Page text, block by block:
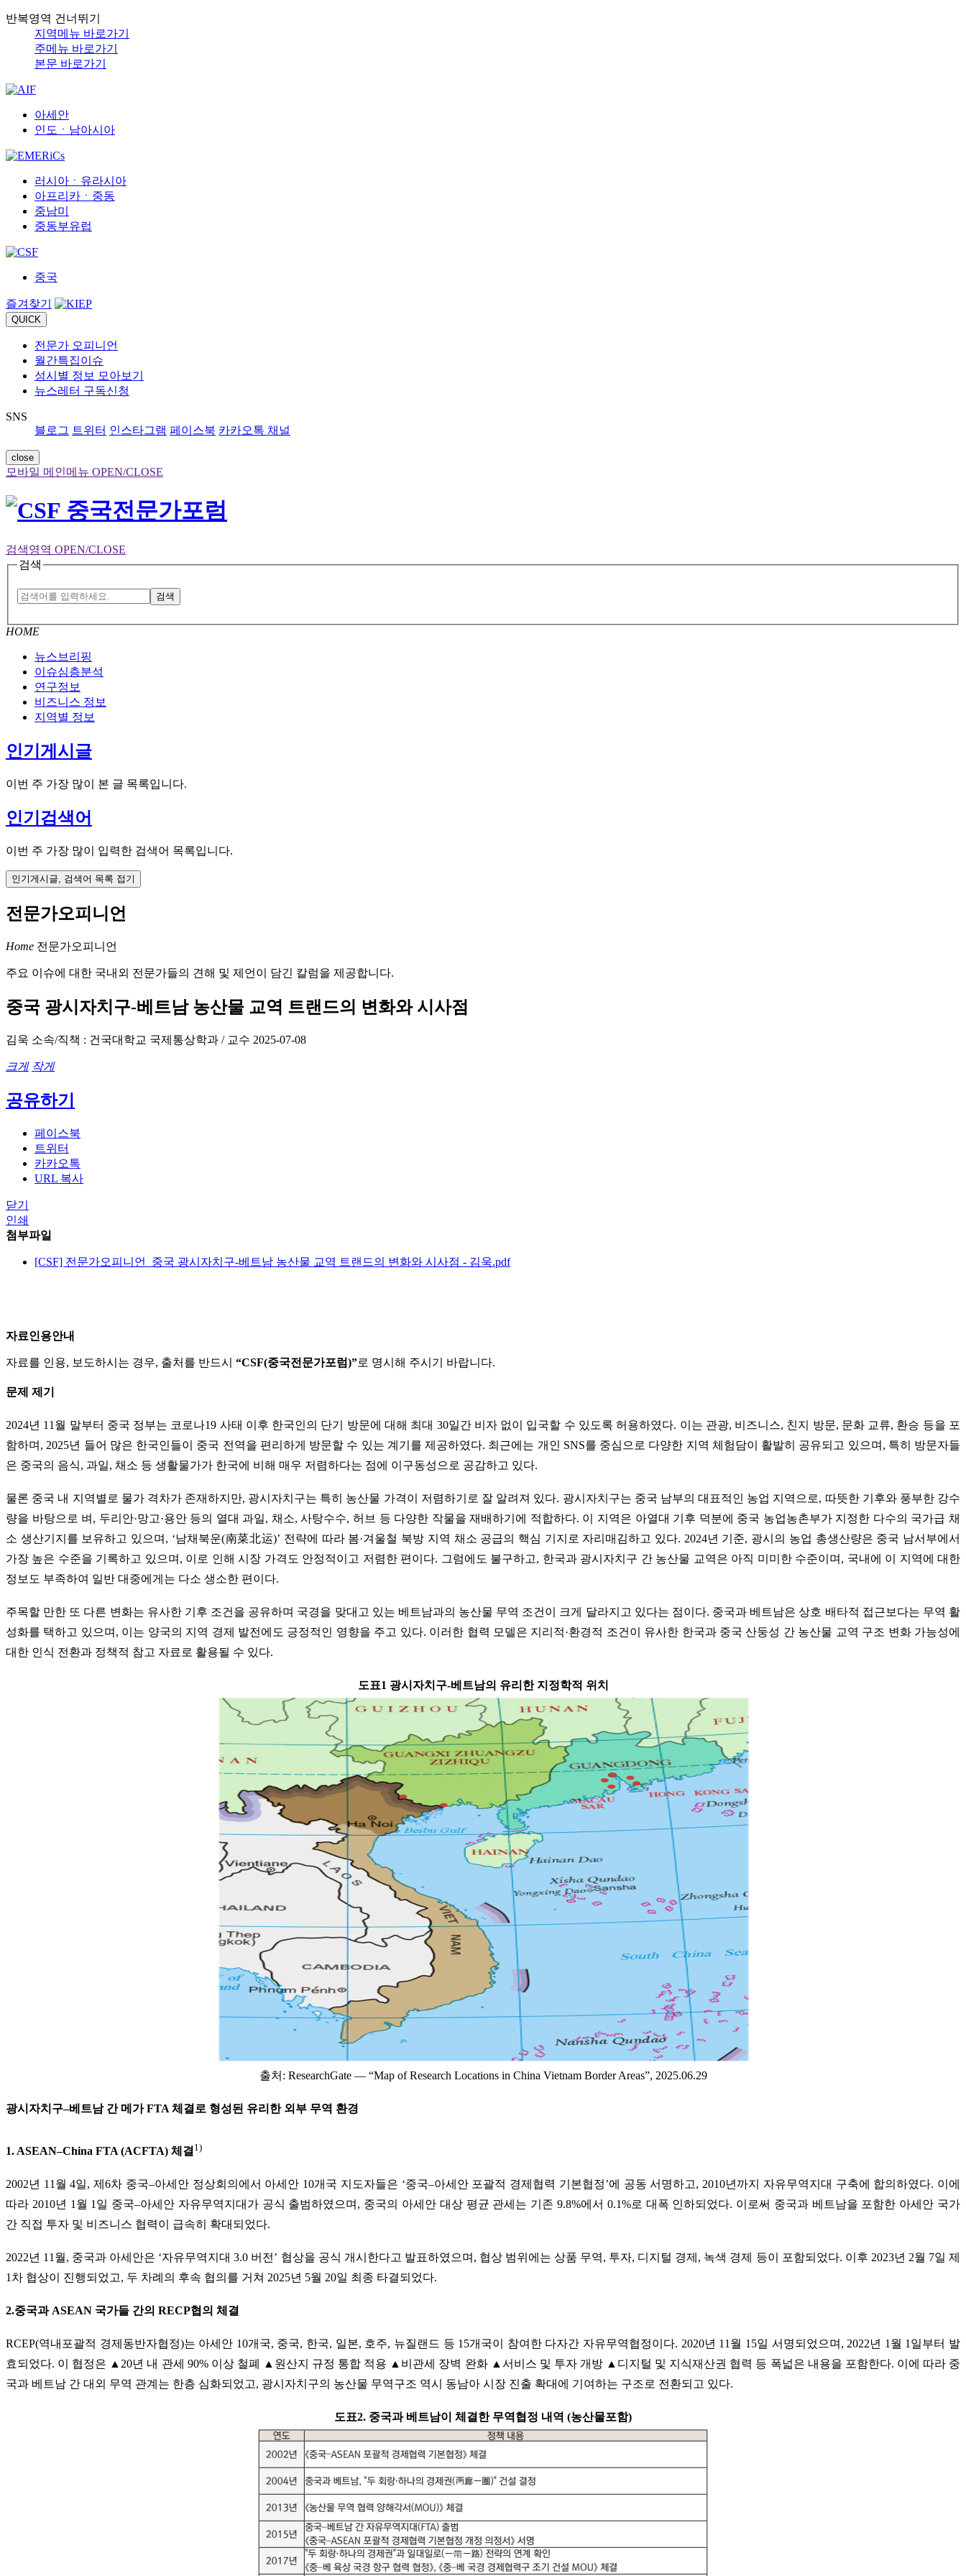
반복영역 건너뛰기
지역메뉴 바로가기
주메뉴 바로가기
본문 바로가기
아세안
인도ㆍ남아시아
러시아ㆍ유라시아
아프리카ㆍ중동
중남미
중동부유럽
중국
즐겨찾기
QUICK
전문가 오피니언
월간특집이슈
성시별 정보 모아보기
뉴스레터 구독신청
SNS
블로그 트위터 인스타그램 페이스북 카카오톡 채널
close
모바일 메인메뉴 OPEN/CLOSE
검색영역 OPEN/CLOSE
검색
검색
HOME
뉴스브리핑
이슈심층분석
연구정보
비즈니스 정보
지역별 정보
인기게시글
이번 주 가장 많이 본 글 목록입니다.
인기검색어
이번 주 가장 많이 입력한 검색어 목록입니다.
인기게시글, 검색어 목록 접기
전문가오피니언
Home 전문가오피니언
주요 이슈에 대한 국내외 전문가들의 견해 및 제언이 담긴 칼럼을 제공합니다.
중국 광시자치구-베트남 농산물 교역 트랜드의 변화와 시사점
김욱 소속/직책 : 건국대학교 국제통상학과 / 교수 2025-07-08
크게 작게
공유하기
페이스북
트위터
카카오톡
URL 복사
닫기
인쇄
첨부파일
[CSF] 전문가오피니언_중국 광시자치구-베트남 농산물 교역 트랜드의 변화와 시사점 - 김욱.pdf
자료인용안내
자료를 인용, 보도하시는 경우, 출처를 반드시 “CSF(중국전문가포럼)”로 명시해 주시기 바랍니다.
문제 제기
2024년 11월 말부터 중국 정부는 코로나19 사태 이후 한국인의 단기 방문에 대해 최대 30일간 비자 없이 입국할 수 있도록 허용하였다. 이는 관광, 비즈니스, 친지 방문, 문화 교류, 환승 등을 포
함하며, 2025년 들어 많은 한국인들이 중국 전역을 편리하게 방문할 수 있는 계기를 제공하였다. 최근에는 개인 SNS를 중심으로 다양한 지역 체험담이 활발히 공유되고 있으며, 특히 방문자들
은 중국의 음식, 과일, 채소 등 생활물가가 한국에 비해 매우 저렴하다는 점에 이구동성으로 공감하고 있다.
물론 중국 내 지역별로 물가 격차가 존재하지만, 광시자치구는 특히 농산물 가격이 저렴하기로 잘 알려져 있다. 광시자치구는 중국 남부의 대표적인 농업 지역으로, 따뜻한 기후와 풍부한 강수
량을 바탕으로 벼, 두리안·망고·용안 등의 열대 과일, 채소, 사탕수수, 허브 등 다양한 작물을 재배하기에 적합하다. 이 지역은 아열대 기후 덕분에 중국 농업농촌부가 지정한 다수의 국가급 채
소 생산기지를 보유하고 있으며, ‘남채북운(南菜北运)’ 전략에 따라 봄·겨울철 북방 지역 채소 공급의 핵심 기지로 자리매김하고 있다. 2024년 기준, 광시의 농업 총생산량은 중국 남서부에서
가장 높은 수준을 기록하고 있으며, 이로 인해 시장 가격도 안정적이고 저렴한 편이다. 그럼에도 불구하고, 한국과 광시자치구 간 농산물 교역은 아직 미미한 수준이며, 국내에 이 지역에 대한
정보도 부족하여 일반 대중에게는 다소 생소한 편이다.
주목할 만한 또 다른 변화는 유사한 기후 조건을 공유하며 국경을 맞대고 있는 베트남과의 농산물 무역 조건이 크게 달라지고 있다는 점이다. 중국과 베트남은 상호 배타적 접근보다는 무역 활
성화를 택하고 있으며, 이는 양국의 지역 경제 발전에도 긍정적인 영향을 주고 있다. 이러한 협력 모델은 지리적·환경적 조건이 유사한 한국과 중국 산둥성 간 농산물 교역 구조 변화 가능성에
대한 인식 전환과 정책적 참고 자료로 활용될 수 있다.
도표1 광시자치구-베트남의 유리한 지정학적 위치
출처: ResearchGate — “Map of Research Locations in China Vietnam Border Areas”, 2025.06.29
광시자치구–베트남 간 메가 FTA 체결로 형성된 유리한 외부 무역 환경
1. ASEAN–China FTA (ACFTA) 체결 1)
2002년 11월 4일, 제6차 중국–아세안 정상회의에서 아세안 10개국 지도자들은 ‘중국–아세안 포괄적 경제협력 기본협정’에 공동 서명하고, 2010년까지 자유무역지대 구축에 합의하였다. 이에
따라 2010년 1월 1일 중국–아세안 자유무역지대가 공식 출범하였으며, 중국의 아세안 대상 평균 관세는 기존 9.8%에서 0.1%로 대폭 인하되었다. 이로써 중국과 베트남을 포함한 아세안 국가
간 직접 투자 및 비즈니스 협력이 급속히 확대되었다.
2022년 11월, 중국과 아세안은 ‘자유무역지대 3.0 버전’ 협상을 공식 개시한다고 발표하였으며, 협상 범위에는 상품 무역, 투자, 디지털 경제, 녹색 경제 등이 포함되었다. 이후 2023년 2월 7일 제
1차 협상이 진행되었고, 두 차례의 후속 협의를 거쳐 2025년 5월 20일 최종 타결되었다.
2.중국과 ASEAN 국가들 간의 RECP협의 체결
RCEP(역내포괄적 경제동반자협정)는 아세안 10개국, 중국, 한국, 일본, 호주, 뉴질랜드 등 15개국이 참여한 다자간 자유무역협정이다. 2020년 11월 15일 서명되었으며, 2022년 1월 1일부터 발
효되었다. 이 협정은 ▲20년 내 관세 90% 이상 철폐 ▲원산지 규정 통합 적용 ▲비관세 장벽 완화 ▲서비스 및 투자 개방 ▲디지털 및 지식재산권 협력 등 폭넓은 내용을 포함한다. 이에 따라 중
국과 베트남 간 대외 무역 관계는 한층 심화되었고, 광시자치구의 농산물 무역구조 역시 동남아 시장 진출 확대에 기여하는 구조로 전환되고 있다.
도표2. 중국과 베트남이 체결한 무역협정 내역 (농산물포함)